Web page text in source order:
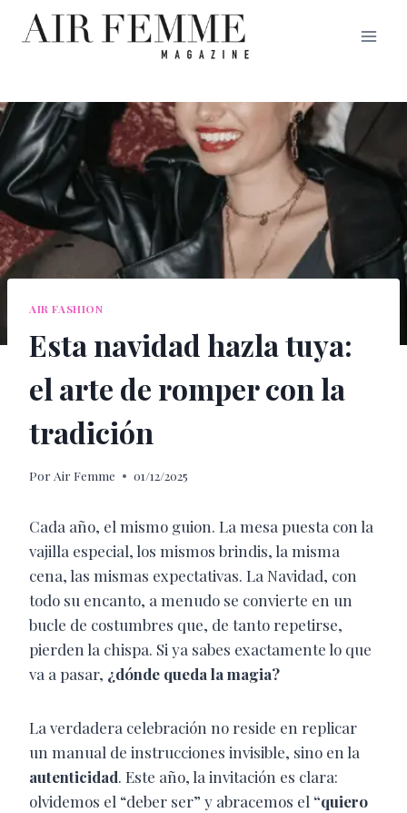
Saltar
AIR FASHION
Esta navidad hazla tuya:
el arte de romper con la
tradición
Por Air Femme 01/12/2025
Cada año, el mismo guion. La mesa puesta con la
vajilla especial, los mismos brindis, la misma
cena, las mismas expectativas. La Navidad, con
todo su encanto, a menudo se convierte en un
bucle de costumbres que, de tanto repetirse,
pierden la chispa. Si ya sabes exactamente lo que
va a pasar, ¿dónde queda la magia?
La verdadera celebración no reside en replicar
un manual de instrucciones invisible, sino en la
autenticidad. Este año, la invitación es clara:
olvidemos el “deber ser” y abracemos el “quiero